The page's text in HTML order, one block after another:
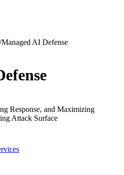
/Managed AI Defense
Response, and Maximizing
Attack Surface